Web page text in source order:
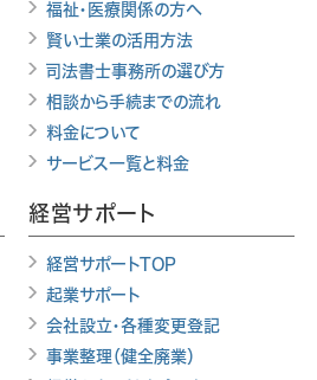
福祉・医療関係の方へ
賢い士業の活用方法
司法書士事務所の選び方
相談から手続までの流れ
料金について
サービス一覧と料金
経営サポート
経営サポートTOP
起業サポート
会社設立・各種変更登記
事業整理（健全廃業）